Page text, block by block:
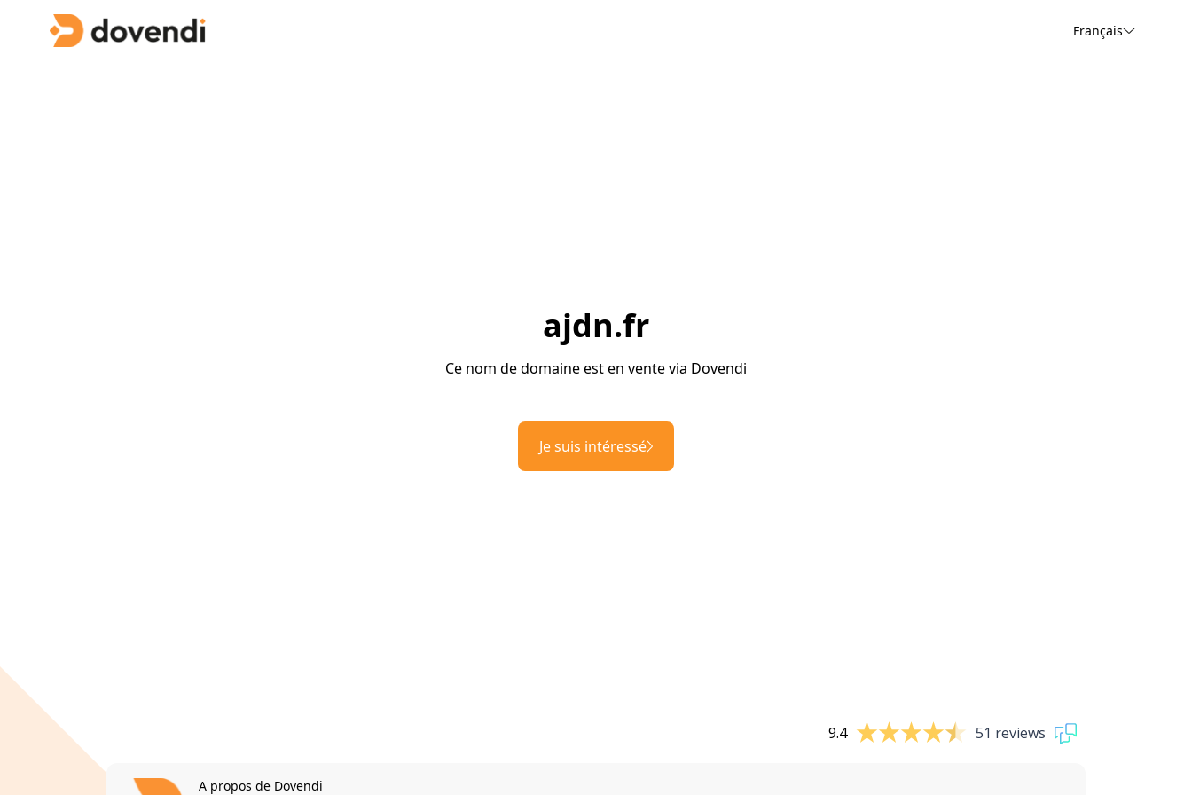
Français
ajdn.fr
Ce nom de domaine est en vente via Dovendi
Je suis intéressé
9.4 51 reviews
A propos de Dovendi